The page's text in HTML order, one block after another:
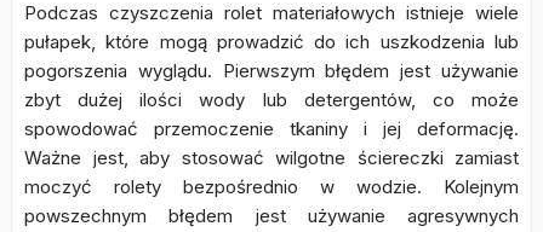
Podczas czyszczenia rolet materiałowych istnieje wiele
pułapek, które mogą prowadzić do ich uszkodzenia lub
pogorszenia wyglądu. Pierwszym błędem jest używanie
zbyt dużej ilości wody lub detergentów, co może
spowodować przemoczenie tkaniny i jej deformację.
Ważne jest, aby stosować wilgotne ściereczki zamiast
moczyć rolety bezpośrednio w wodzie. Kolejnym
powszechnym błędem jest używanie agresywnych